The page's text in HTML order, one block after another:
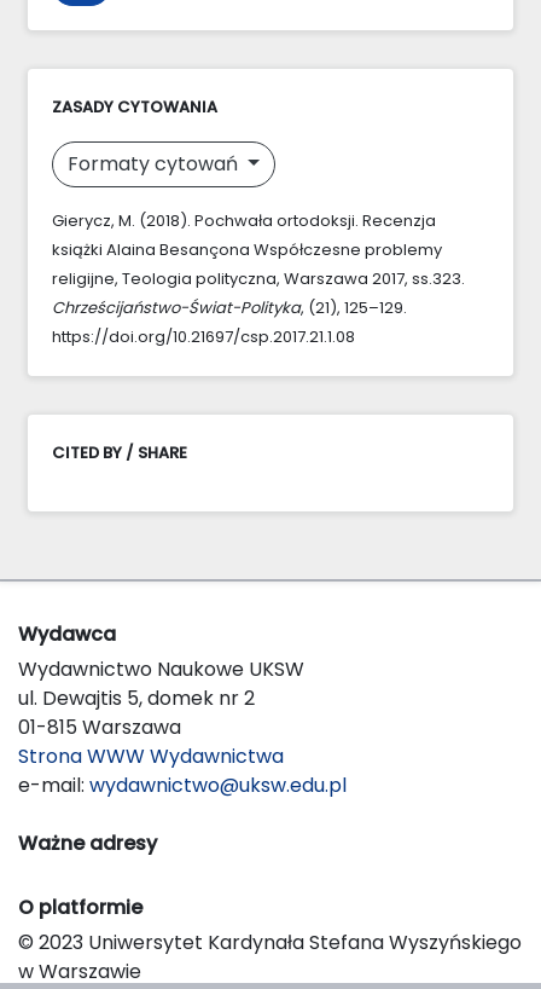
ZASADY CYTOWANIA
Formaty cytowań
Gierycz, M. (2018). Pochwała ortodoksji. Recenzja
książki Alaina Besançona Współczesne problemy
religijne, Teologia polityczna, Warszawa 2017, ss.323.
Chrześcijaństwo-Świat-Polityka, (21), 125–129.
https://doi.org/10.21697/csp.2017.21.1.08
CITED BY / SHARE
Wydawca
Wydawnictwo Naukowe UKSW
ul. Dewajtis 5, domek nr 2
01-815 Warszawa
Strona WWW Wydawnictwa
e-mail: wydawnictwo@uksw.edu.pl
Ważne adresy
O platformie
© 2023 Uniwersytet Kardynała Stefana Wyszyńskiego
w Warszawie